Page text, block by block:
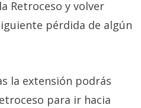
Retroceso y volver
pérdida de algún
la extensión podrás
para ir hacia